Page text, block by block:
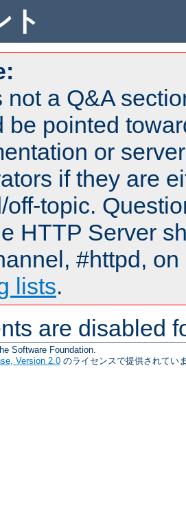
ト
not a Q&A
be pointed
or
if they are
off-topic.
HTTP Server
#httpd,
lists.
are disabled
Software Foundation.
Version 2.0 のライセンスで提供されてい